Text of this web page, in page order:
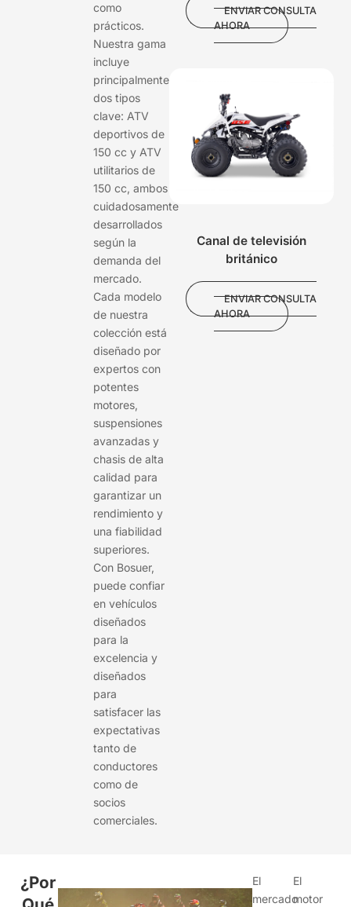
como
prácticos.
Nuestra gama
incluye
principalmente
dos tipos
clave: ATV
deportivos de
150 cc y ATV
utilitarios de
150 cc, ambos
cuidadosamente
desarrollados
según la
demanda del
mercado.
Cada modelo
de nuestra
colección está
diseñado por
expertos con
potentes
motores,
suspensiones
avanzadas y
chasis de alta
calidad para
garantizar un
rendimiento y
una fiabilidad
superiores.
Con Bosuer,
puede confiar
en vehículos
diseñados
para la
excelencia y
diseñados
para
satisfacer las
expectativas
tanto de
conductores
como de
socios
comerciales.
ENVIAR CONSULTA
AHORA
Canal de televisión
británico
ENVIAR CONSULTA
AHORA
¿Por
El
mercado
El
motor